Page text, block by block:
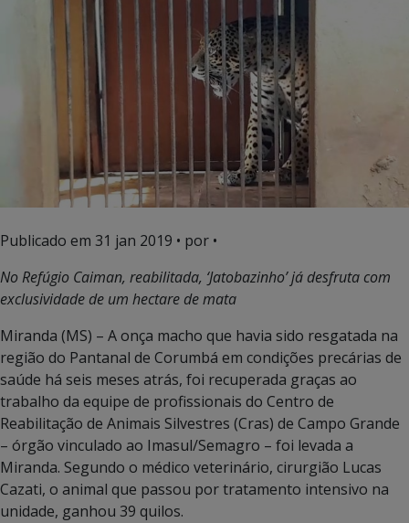
Publicado em 31 jan 2019 • por •
No Refúgio Caiman, reabilitada, ‘Jatobazinho’ já desfruta com
exclusividade de um hectare de mata
Miranda (MS) – A onça macho que havia sido resgatada na
região do Pantanal de Corumbá em condições precárias de
saúde há seis meses atrás, foi recuperada graças ao
trabalho da equipe de profissionais do Centro de
Reabilitação de Animais Silvestres (Cras) de Campo Grande
– órgão vinculado ao Imasul/Semagro – foi levada a
Miranda. Segundo o médico veterinário, cirurgião Lucas
Cazati, o animal que passou por tratamento intensivo na
unidade, ganhou 39 quilos.